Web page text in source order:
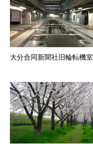
大分合同新聞社旧輪転機室